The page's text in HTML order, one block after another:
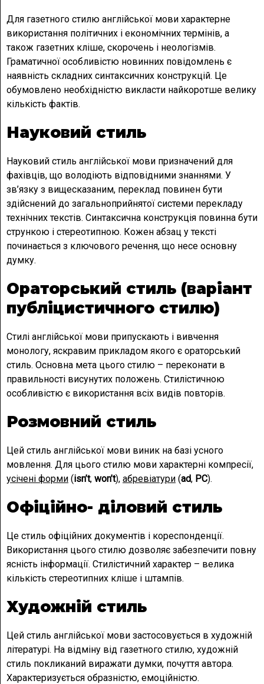
Для газетного стилю англійської мови характерне
використання політичних і економічних термінів, а
також газетних кліше, скорочень і неологізмів.
Граматичної особливістю новинних повідомлень є
наявність складних синтаксичних конструкцій. Це
обумовлено необхідністю викласти найкоротше велику
кількість фактів.
Науковий стиль
Науковий стиль англійської мови призначений для
фахівців, що володіють відповідними знаннями. У
зв’язку з вищесказаним, переклад повинен бути
здійснений до загальноприйнятої системи перекладу
технічних текстів. Синтаксична конструкція повинна бути
стрункою і стереотипною. Кожен абзац у тексті
починається з ключового речення, що несе основну
думку.
Ораторський стиль (варіант
публіцистичного стилю)
Стилі англійської мови припускають і вивчення
монологу, яскравим прикладом якого є ораторський
стиль. Основна мета цього стилю – переконати в
правильності висунутих положень. Стилістичною
особливістю є використання всіх видів повторів.
Розмовний стиль
Цей стиль англійської мови виник на базі усного
мовлення. Для цього стилю мови характерні компресії,
усічені форми (isn’t, won’t), абревіатури (ad, PC).
Офіційно- діловий стиль
Це стиль офіційних документів і кореспонденції.
Використання цього стилю дозволяє забезпечити повну
ясність інформації. Стилістичний характер – велика
кількість стереотипних кліше і штампів.
Художній стиль
Цей стиль англійської мови застосовується в художній
літературі. На відміну від газетного стилю, художній
стиль покликаний виражати думки, почуття автора.
Характеризується образністю, емоційністю.